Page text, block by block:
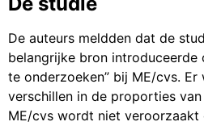
De auteurs meldden dat de
belangrijke bron introduceerde
te onderzoeken” bij ME/cvs. Er
verschillen in de proporties van
ME/cvs wordt niet veroorzaakt